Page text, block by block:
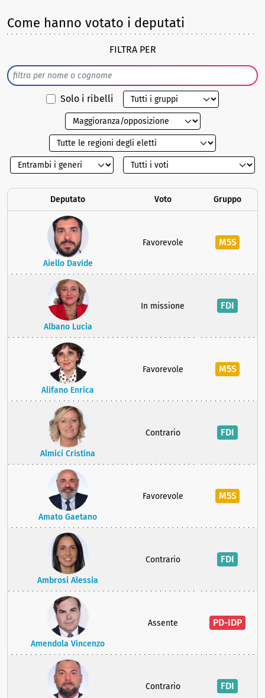
Come hanno votato i deputati
FILTRA PER
Solo i ribelli
Deputato Voto Gruppo
Aiello Davide
Favorevole M5S
Albano Lucia
In missione FDI
Alifano Enrica
Favorevole M5S
Almici Cristina
Contrario FDI
Amato Gaetano
Favorevole M5S
Ambrosi Alessia
Contrario FDI
Amendola Vincenzo
Assente PD-IDP
Contrario FDI